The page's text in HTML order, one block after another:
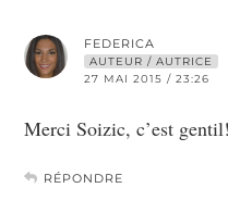
FEDERICA
AUTEUR / AUTRICE
27 MAI 2015 / 23:26
Merci Soizic, c’est
RÉPONDRE